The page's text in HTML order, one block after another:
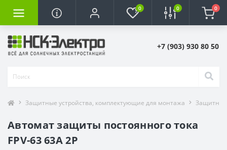
0 0 0
+7 (903) 930 80 50
Защитные устройства, комплектующие для монтажа Защитные
Автомат защиты постоянного тока
FPV-63 63A 2P